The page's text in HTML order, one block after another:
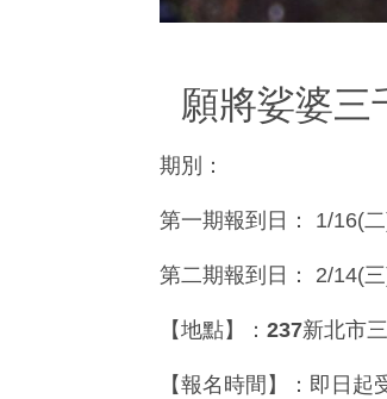
願將娑婆
期別：
第一期報到日 ： 1/16(
第二期報到日： 2/14(
【地點】：237新北市
【報名時間】：即日起